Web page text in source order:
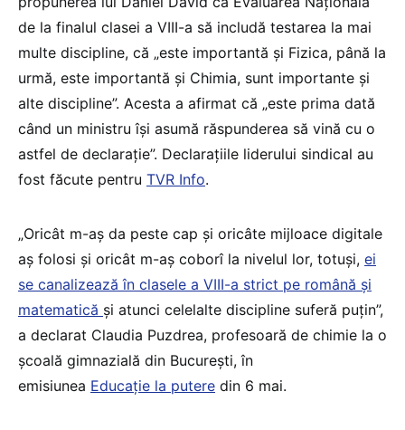
de la finalul clasei a VIII-a să includă testarea la mai
multe discipline, că „este importantă şi Fizica, până la
urmă, este importantă şi Chimia, sunt importante şi
alte discipline”. Acesta a afirmat că „este prima dată
când un ministru îşi asumă răspunderea să vină cu o
astfel de declaraţie”. Declarațiile liderului sindical au
fost făcute pentru TVR Info.
„Oricât m-aș da peste cap și oricâte mijloace digitale
aș folosi și oricât m-aș coborî la nivelul lor, totuși, ei
se canalizează în clasele a VIII-a strict pe română și
matematică și atunci celelalte discipline suferă puțin”,
a declarat Claudia Puzdrea, profesoară de chimie la o
școală gimnazială din București, în
emisiunea Educație la putere din 6 mai.